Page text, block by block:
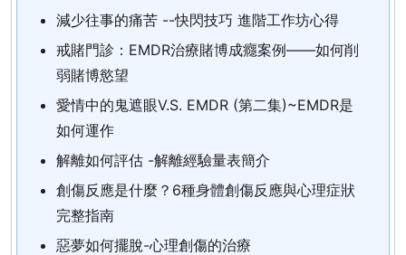
減少往事的痛苦 --快閃技巧 進階工作坊心得
戒賭門診：EMDR治療賭博成癮案例——如何削
弱賭博慾望
愛情中的鬼遮眼V.S. EMDR (第二集)~EMDR是
如何運作
解離如何評估 -解離經驗量表簡介
創傷反應是什麼？6種身體創傷反應與心理症狀
完整指南
惡夢如何擺脫-心理創傷的治療